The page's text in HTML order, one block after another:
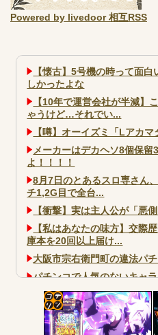
Powered by livedoor 相互RSS
【懐古】5号機の時って面
しかったよな
【10年で運営会社が半減】
ゃうけど…それでい...
【噂】オーイズミ「Lアカ
メーカーはデカヘソ8個保
よ！！！！
8月7日のとあるスロ専さん
チ1,2G目で全台...
【衝撃】実は主人公が「悪
【私はあなたの味方】交際
庫本を20回以上届け...
大阪市宗右衛門町の違法パ
パチンコで人気のないキャ
ワイ、パチンコ屋店員の目
「今までありがとう」と...
無職のパチンコカス(22)な
コテ